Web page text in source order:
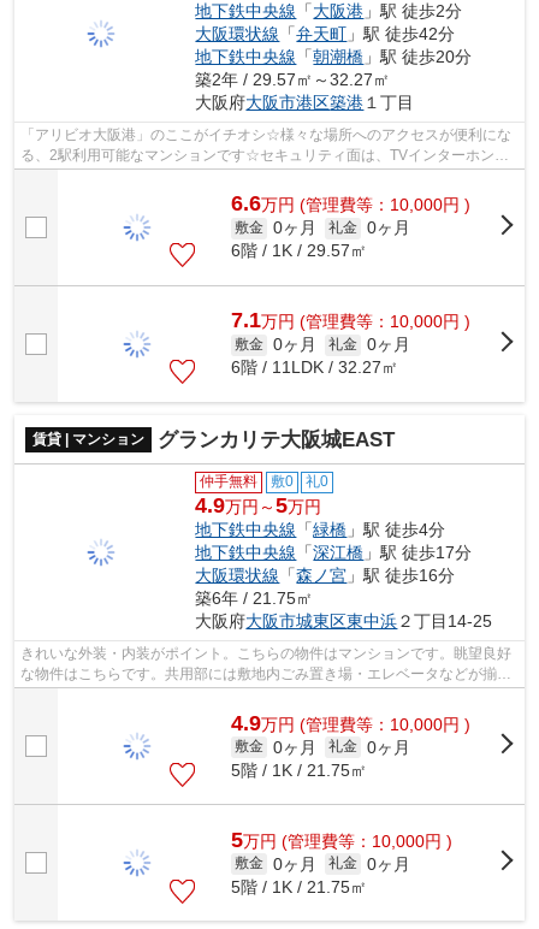
地下鉄中央線 「大阪港 」駅 徒歩2分
大阪環状線 「弁天町 」駅 徒歩42分
地下鉄中央線 「朝潮橋 」駅 徒歩20分
築2年 / 29.57㎡～32.27㎡
大阪府大阪市港区築港 １丁目
「アリビオ大阪港」のここがイチオシ☆様々な場所へのアクセスが便利にな
る、2駅利用可能なマンションです☆セキュリティ面は、TVインターホン・
オートロックなどを備え付けているので安...
6.6万円 (管理費等：10,000円 )
敷金 0ヶ月 礼金 0ヶ月
6階 / 1K / 29.57㎡
7.1万円 (管理費等：10,000円 )
敷金 0ヶ月 礼金 0ヶ月
6階 / 11LDK / 32.27㎡
賃貸 | マンション グランカリテ大阪城EAST
仲手無料 敷0 礼0
4.9万円～5万円
地下鉄中央線 「緑橋 」駅 徒歩4分
地下鉄中央線 「深江橋 」駅 徒歩17分
大阪環状線 「森ノ宮 」駅 徒歩16分
築6年 / 21.75㎡
大阪府大阪市城東区東中浜２丁目14-25
きれいな外装・内装がポイント。こちらの物件はマンションです。眺望良好
な物件はこちらです。共用部には敷地内ごみ置き場・エレベータなどが揃っ
4.9万円 (管理費等：10,000円 )
敷金 0ヶ月 礼金 0ヶ月
5階 / 1K / 21.75㎡
5万円 (管理費等：10,000円 )
敷金 0ヶ月 礼金 0ヶ月
5階 / 1K / 21.75㎡